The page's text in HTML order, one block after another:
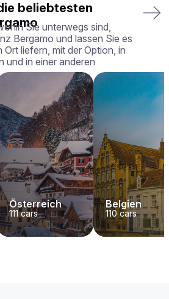
beliebtesten
Sie unterwegs sind,
Bergamo und lassen Sie es
liefern, mit der Option, in
und in einer anderen
Österreich
111cars
Belgien
110 cars